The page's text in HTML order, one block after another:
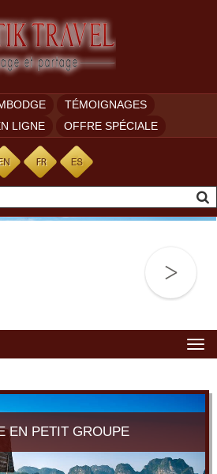
TÉMOIGNAGES
LIGNE
OFFRE SPÉCIALE
EN PETIT GROUPE